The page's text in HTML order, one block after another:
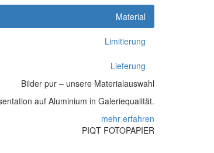
Material
Limitierung
Lieferung
Bilder pur – unsere Materialauswahl
auf Aluminium in Galeriequalität.
mehr erfahren